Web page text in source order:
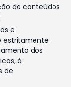
de conteúdos
e
estritamente
dos
à
de